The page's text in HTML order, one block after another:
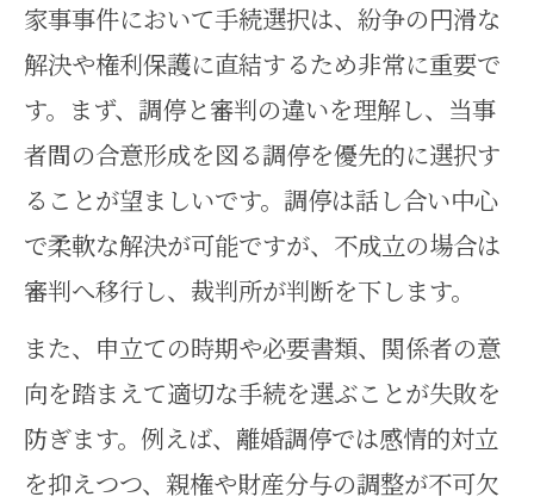
家事事件において手続選択は、紛争の円滑な
解決や権利保護に直結するため非常に重要で
す。まず、調停と審判の違いを理解し、当事
者間の合意形成を図る調停を優先的に選択す
ることが望ましいです。調停は話し合い中心
で柔軟な解決が可能ですが、不成立の場合は
審判へ移行し、裁判所が判断を下します。
また、申立ての時期や必要書類、関係者の意
向を踏まえて適切な手続を選ぶことが失敗を
防ぎます。例えば、離婚調停では感情的対立
を抑えつつ、親権や財産分与の調整が不可欠